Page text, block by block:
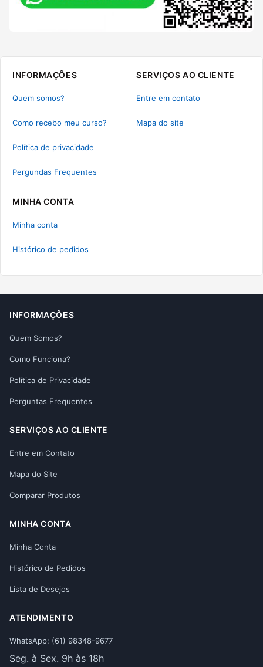
INFORMAÇÕES
Quem somos?
Como recebo meu curso?
Política de privacidade
Pergundas Frequentes
SERVIÇOS AO CLIENTE
Entre em contato
Mapa do site
MINHA CONTA
Minha conta
Histórico de pedidos
INFORMAÇÕES
Quem Somos?
Como Funciona?
Política de Privacidade
Perguntas Frequentes
SERVIÇOS AO CLIENTE
Entre em Contato
Mapa do Site
Comparar Produtos
MINHA CONTA
Minha Conta
Histórico de Pedidos
Lista de Desejos
ATENDIMENTO
WhatsApp: (61) 98348-9677
Seg. à Sex. 9h às 18h